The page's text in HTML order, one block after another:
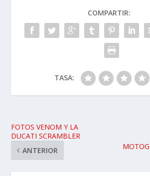
COMPARTIR:
TASA:
FOTOS VENOM Y LA
DUCATI SCRAMBLER
ANTERIOR